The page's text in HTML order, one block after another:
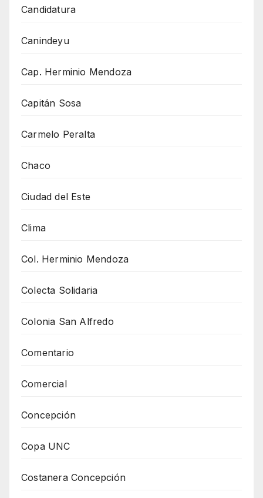
Candidatura
Canindeyu
Cap. Herminio Mendoza
Capitán Sosa
Carmelo Peralta
Chaco
Ciudad del Este
Clima
Col. Herminio Mendoza
Colecta Solidaria
Colonia San Alfredo
Comentario
Comercial
Concepción
Copa UNC
Costanera Concepción